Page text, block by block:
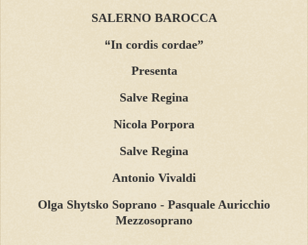
SALERNO BAROCCA
“In cordis cordae”
Presenta
Salve Regina
Nicola Porpora
Salve Regina
Antonio Vivaldi
Olga Shytsko Soprano - Pasquale Auricchio
Mezzosoprano